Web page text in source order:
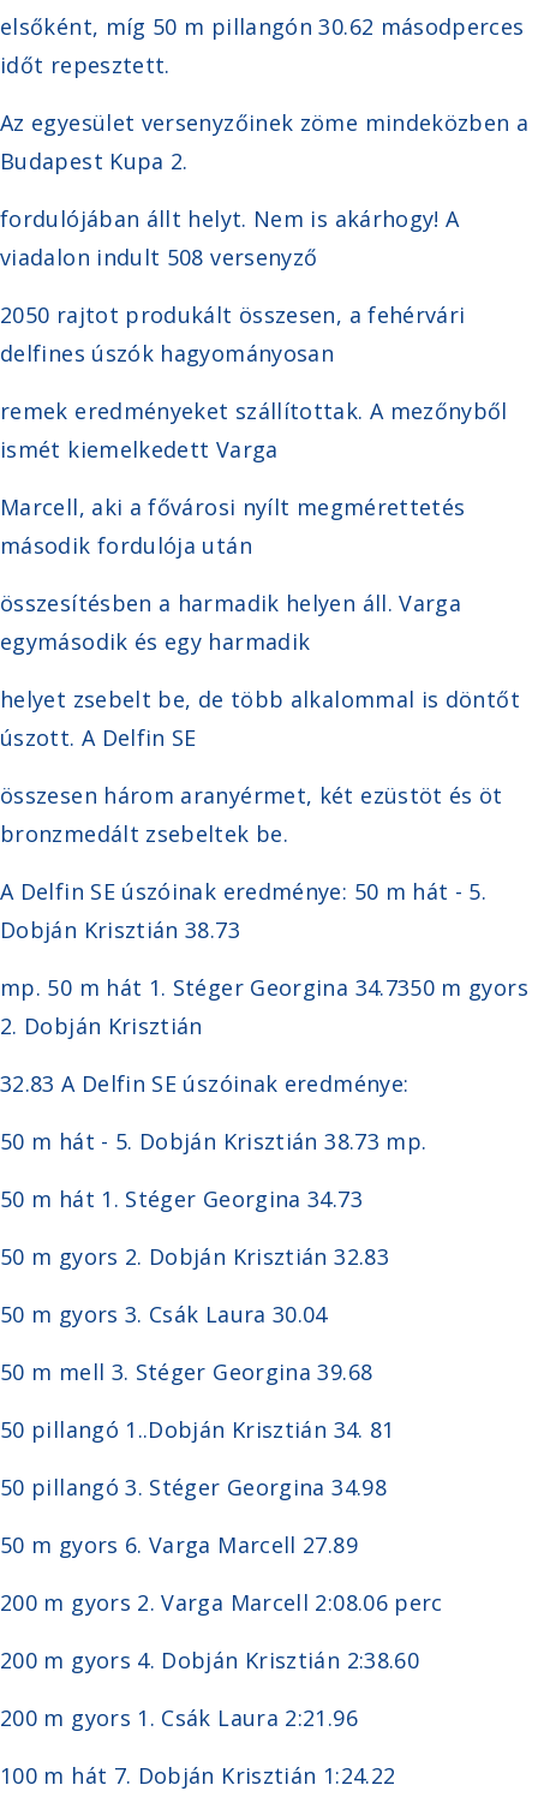
elsőként, míg 50 m pillangón 30.62 másodperces
időt repesztett.
Az egyesület versenyzőinek zöme mindeközben a
Budapest Kupa 2.
fordulójában állt helyt. Nem is akárhogy! A
viadalon indult 508 versenyző
2050 rajtot produkált összesen, a fehérvári
delfines úszók hagyományosan
remek eredményeket szállítottak. A mezőnyből
ismét kiemelkedett Varga
Marcell, aki a fővárosi nyílt megmérettetés
második fordulója után
összesítésben a harmadik helyen áll. Varga
egymásodik és egy harmadik
helyet zsebelt be, de több alkalommal is döntőt
úszott. A Delfin SE
összesen három aranyérmet, két ezüstöt és öt
bronzmedált zsebeltek be.
A Delfin SE úszóinak eredménye: 50 m hát - 5.
Dobján Krisztián 38.73
mp. 50 m hát 1. Stéger Georgina 34.7350 m gyors
2. Dobján Krisztián
32.83 A Delfin SE úszóinak eredménye:
50 m hát - 5. Dobján Krisztián 38.73 mp.
50 m hát 1. Stéger Georgina 34.73
50 m gyors 2. Dobján Krisztián 32.83
50 m gyors 3. Csák Laura 30.04
50 m mell 3. Stéger Georgina 39.68
50 pillangó 1..Dobján Krisztián 34. 81
50 pillangó 3. Stéger Georgina 34.98
50 m gyors 6. Varga Marcell 27.89
200 m gyors 2. Varga Marcell 2:08.06 perc
200 m gyors 4. Dobján Krisztián 2:38.60
200 m gyors 1. Csák Laura 2:21.96
100 m hát 7. Dobján Krisztián 1:24.22